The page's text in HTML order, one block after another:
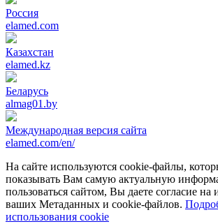
Россия
elamed.com
Казахстан
elamed.kz
Беларусь
almag01.by
Международная версия сайта
elamed.com/en/
На сайте используются cookie-файлы,
показывать Вам самую актуальную
пользоваться сайтом, Вы даете согласие на
ваших Метаданных и cookie-файлов.
использования cookie